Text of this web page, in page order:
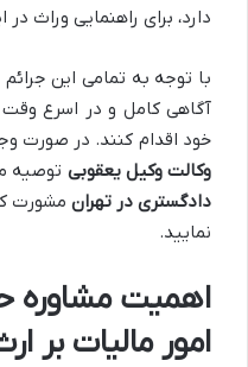
دارد، برای راهنمایی وراث
با توجه به تمامی این
آگاهی کامل و در اسرع
خود اقدام کنند. در صورت
وکالت وکیل یعقوبی توصیه
دادگستری در تهران مشورت
نمایید.
اهمیت
امور مالیات بر